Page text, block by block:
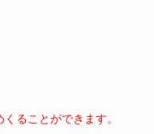
ることができます。